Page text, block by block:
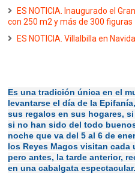
ES NOTICIA. Inaugurado el
con 250 m2 y más de 300 figuras
ES NOTICIA. Villalbilla en
Es una tradición única en el
levantarse el día de la
sus regalos en sus hogares,
si no han sido del todo
noche que va del 5 al 6 de
los Reyes Magos visitan cada
pero antes, la tarde anterior,
en una cabalgata espectacular.